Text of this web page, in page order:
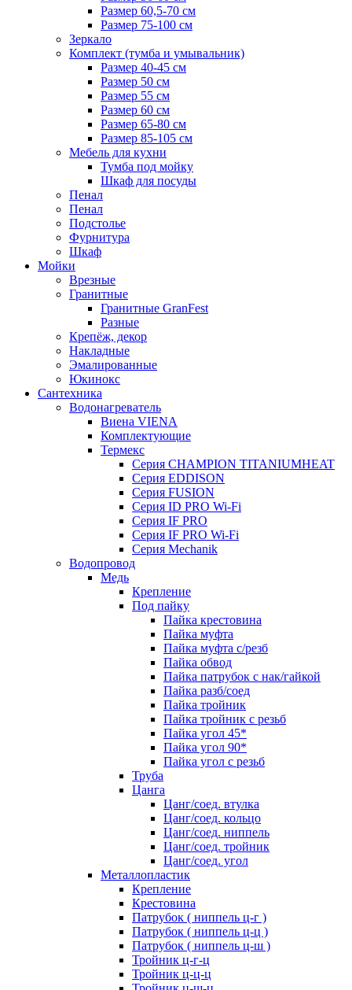
Размер 60,5-70 см
Размер 75-100 см
Зеркало
Комплект (тумба и умывальник)
Размер 40-45 см
Размер 50 см
Размер 55 см
Размер 60 см
Размер 65-80 см
Размер 85-105 см
Мебель для кухни
Тумба под мойку
Шкаф для посуды
Пенал
Пенал
Подстолье
Фурнитура
Шкаф
Мойки
Врезные
Гранитные
Гранитные GranFest
Разные
Крепёж, декор
Накладные
Эмалированные
Юкинокс
Сантехника
Водонагреватель
Виена VIENA
Комплектующие
Термекс
Серия CHAMPION TITANIUMHEAT
Серия EDDISON
Серия FUSION
Серия ID PRO Wi-Fi
Серия IF PRO
Серия IF PRO Wi-Fi
Серия Mechanik
Водопровод
Медь
Крепление
Под пайку
Пайка крестовина
Пайка муфта
Пайка муфта с/резб
Пайка обвод
Пайка патрубок с нак/гайкой
Пайка разб/соед
Пайка тройник
Пайка тройник с резьб
Пайка угол 45*
Пайка угол 90*
Пайка угол с резьб
Труба
Цанга
Цанг/соед. втулка
Цанг/соед. кольцо
Цанг/соед. ниппель
Цанг/соед. тройник
Цанг/соед. угол
Металлопластик
Крепление
Крестовина
Патрубок ( ниппель ц-г )
Патрубок ( ниппель ц-ц )
Патрубок ( ниппель ц-ш )
Тройник ц-г-ц
Тройник ц-ц-ц